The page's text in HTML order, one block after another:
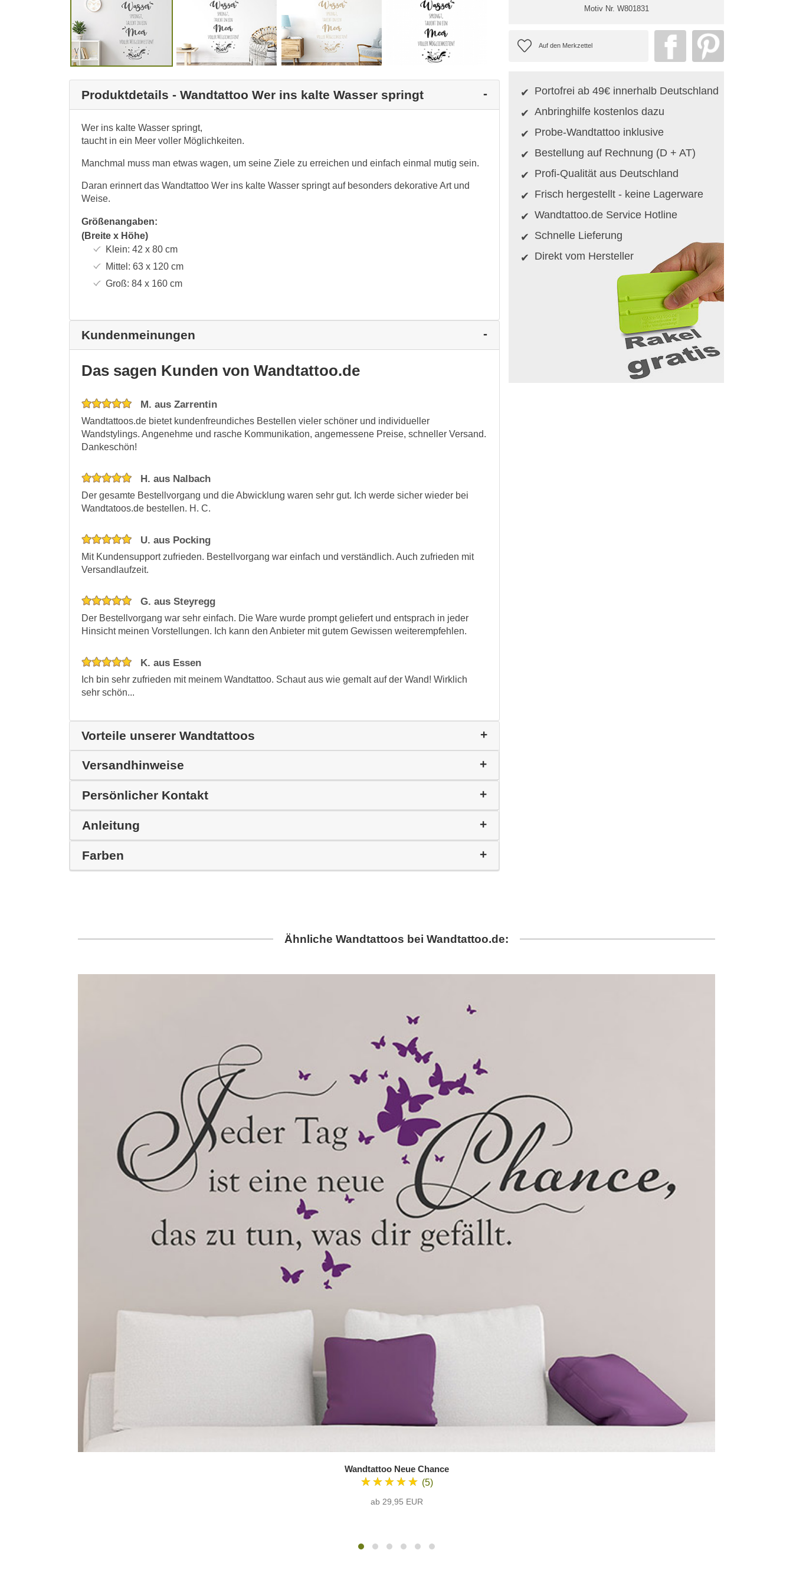
Produktdetails - Wandtattoo Wer ins kalte Wasser springt
Wer ins kalte Wasser springt,
taucht in ein Meer voller Möglichkeiten.
Manchmal muss man etwas wagen, um seine Ziele zu erreichen und einfach einmal mutig sein.
Daran erinnert das Wandtattoo Wer ins kalte Wasser springt auf besonders dekorative Art und
Weise.
Größenangaben:
(Breite x Höhe)
Klein: 42 x 80cm
Mittel: 63 x 120cm
Groß: 84 x 160cm
Kundenmeinungen
Das sagen Kunden von Wandtattoo.de
M. aus Zarrentin
Wandtattoos.de bietet kundenfreundiches Bestellen vieler schöner und individueller
Wandstylings. Angenehme und rasche Kommunikation, angemessene Preise, schneller Versand.
Dankeschön!
H. aus Nalbach
Der gesamte Bestellvorgang und die Abwicklung waren sehr gut. Ich werde sicher wieder bei
Wandtatoos.de bestellen. H. C.
U. aus Pocking
Mit Kundensupport zufrieden. Bestellvorgang war einfach und verständlich. Auch zufrieden mit
Versandlaufzeit.
G. aus Steyregg
Der Bestellvorgang war sehr einfach. Die Ware wurde prompt geliefert und entsprach in jeder
Hinsicht meinen Vorstellungen. Ich kann den Anbieter mit gutem Gewissen weiterempfehlen.
K. aus Essen
Ich bin sehr zufrieden mit meinem Wandtattoo. Schaut aus wie gemalt auf der Wand! Wirklich
sehr schön...
Vorteile unserer Wandtattoos
Versandhinweise
Persönlicher Kontakt
Anleitung
Farben
Motiv Nr. W801831
Portofrei ab 49€ innerhalb Deutschland
Anbringhilfe kostenlos dazu
Probe-Wandtattoo inklusive
Bestellung auf Rechnung (D + AT)
Profi-Qualität aus Deutschland
Frisch hergestellt - keine Lagerware
Wandtattoo.de Service Hotline
Schnelle Lieferung
Direkt vom Hersteller
Ähnliche Wandtattoos bei Wandtattoo.de:
Wandtattoo Neue Chance
★★★★★ (5)
ab 29,95 EUR